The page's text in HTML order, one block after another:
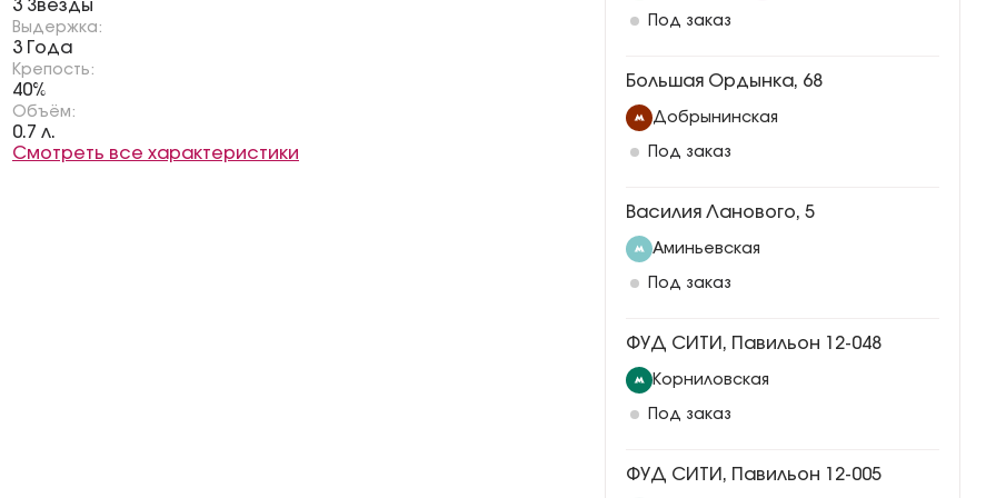
3 Звезды
Выдержка:
3 Года
Крепость:
40%
Объём:
0.7 л.
Смотреть все характеристики
Под заказ
Большая Ордынка, 68
Добрынинская
Под заказ
Василия Ланового, 5
Аминьевская
Под заказ
ФУД СИТИ, Павильон 12-048
Корниловская
Под заказ
ФУД СИТИ, Павильон 12-005